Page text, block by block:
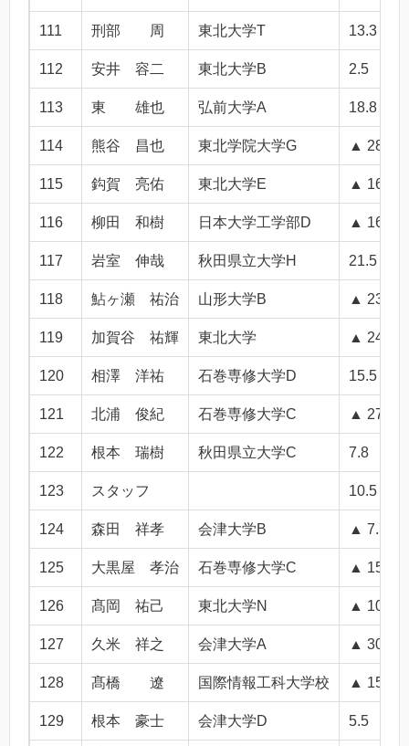
111 刑部 周 東北大学T 13.3
112 安井 容二 東北大学B 2.5
113 東 雄也 弘前大学A 18.8
114 熊谷 昌也 東北学院大学G ▲ 28.2
115 鈎賀 亮佑 東北大学E ▲ 16.5
116 柳田 和樹 日本大学工学部D ▲ 16.0
117 岩室 伸哉 秋田県立大学H 21.5
118 鮎ヶ瀬 祐治 山形大学B ▲ 23.4
119 加賀谷 祐輝 東北大学 ▲ 24.2
120 相澤 洋祐 石巻専修大学D 15.5
121 北浦 俊紀 石巻専修大学C ▲ 27.9
122 根本 瑞樹 秋田県立大学C 7.8
123 スタッフ 10.5
124 森田 祥孝 会津大学B ▲ 7.7
125 大黒屋 孝治 石巻専修大学C ▲ 15.3
126 髙岡 祐己 東北大学N ▲ 10.5
127 久米 祥之 会津大学A ▲ 30.6
128 髙橋 遼 国際情報工科大学校 ▲ 15.1
129 根本 豪士 会津大学D 5.5